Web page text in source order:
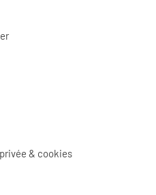
& cookies